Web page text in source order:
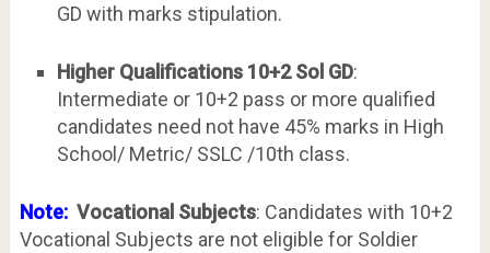
GD with marks stipulation.
Higher Qualifications 10+2 Sol GD:
Intermediate or 10+2 pass or more qualified
candidates need not have 45% marks in High
School/ Metric/ SSLC /10th class.
Note: Vocational Subjects: Candidates with 10+2
Vocational Subjects are not eligible for Soldier